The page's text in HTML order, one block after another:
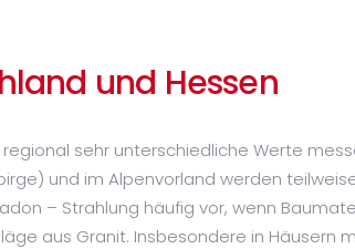
und Hessen
sehr unterschiedliche Werte
und im Alpenvorland werden
– Strahlung häufig vor, wenn
aus Granit. Insbesondere in Häusern